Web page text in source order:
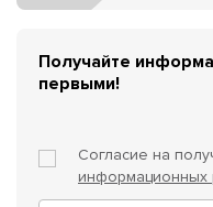
Получайте
первыми!
Согласие на
информационных